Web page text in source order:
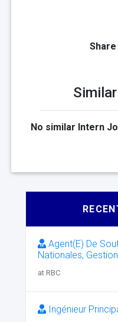
No similar Intern
Agent(E) De
Nationales,
at RBC
Ingénieur